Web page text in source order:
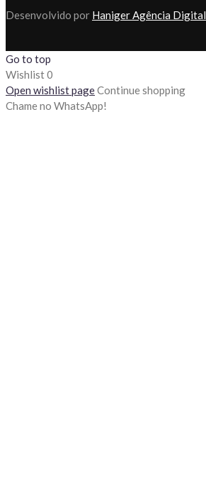
Desenvolvido por Haniger Agência Digital
Go to top
Wishlist0
Open wishlist pageContinue shopping
Chame no WhatsApp!